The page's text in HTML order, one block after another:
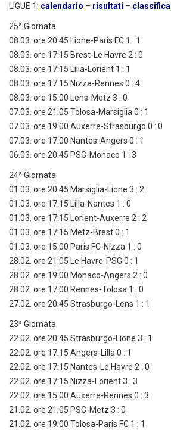
LIGUE 1 : calendario – risultati – classifica
25ª Giornata
08.03. ore 20:45 Lione-Paris FC 1 : 1
08.03. ore 17:15 Brest-Le Havre 2 : 0
08.03. ore 17:15 Lilla-Lorient 1 : 1
08.03. ore 17:15 Nizza-Rennes 0 : 4
08.03. ore 15:00 Lens-Metz 3 : 0
07.03. ore 21:05 Tolosa-Marsiglia 0 : 1
07.03. ore 19:00 Auxerre-Strasburgo 0 : 0
07.03. ore 17:00 Nantes-Angers 0 : 1
06.03. ore 20:45 PSG-Monaco 1 : 3
24ª Giornata
01.03. ore 20:45 Marsiglia-Lione 3 : 2
01.03. ore 17:15 Lilla-Nantes 1 : 0
01.03. ore 17:15 Lorient-Auxerre 2 : 2
01.03. ore 17:15 Metz-Brest 0 : 1
01.03. ore 15:00 Paris FC-Nizza 1 : 0
28.02. ore 21:05 Le Havre-PSG 0 : 1
28.02. ore 19:00 Monaco-Angers 2 : 0
28.02. ore 17:00 Rennes-Tolosa 1 : 0
27.02. ore 20:45 Strasburgo-Lens 1 : 1
23ª Giornata
22.02. ore 20:45 Strasburgo-Lione 3 : 1
22.02. ore 17:15 Angers-Lilla 0 : 1
22.02. ore 17:15 Nantes-Le Havre 2 : 0
22.02. ore 17:15 Nizza-Lorient 3 : 3
22.02. ore 15:00 Auxerre-Rennes 0 : 3
21.02. ore 21:05 PSG-Metz 3 : 0
21.02. ore 19:00 Tolosa-Paris FC 1 : 1